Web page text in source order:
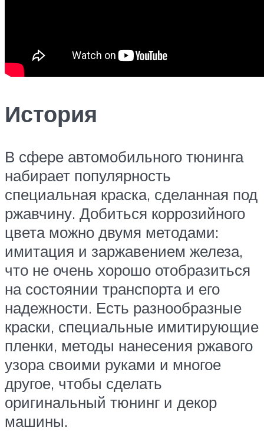
История
В сфере автомобильного тюнинга
набирает популярность
специальная краска, сделанная под
ржавчину. Добиться коррозийного
цвета можно двумя методами:
имитация и заржавением железа,
что не очень хорошо отобразиться
на состоянии транспорта и его
надежности. Есть разнообразные
краски, специальные имитирующие
пленки, методы нанесения ржавого
узора своими руками и многое
другое, чтобы сделать
оригинальный тюнинг и декор
машины.